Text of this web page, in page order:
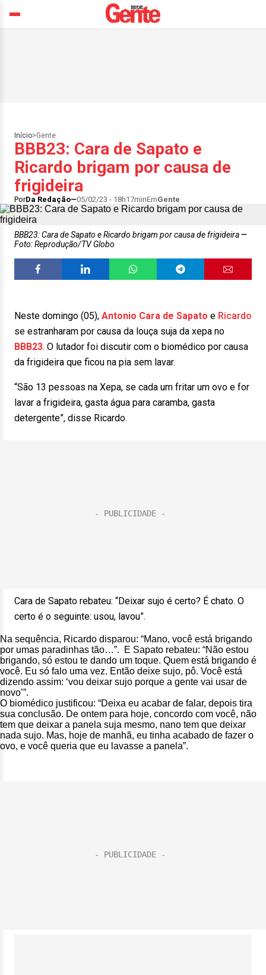
Início>Gente
BBB23: Cara de Sapato e
Ricardo brigam por causa de
frigideira
PorDa Redação 05/02/23 - 18h17minEmGente
BBB23: Cara de Sapato e Ricardo brigam por causa de frigideira
Foto: Reprodução/TV Globo
Neste domingo (05), Antonio Cara de Sapato e Ricardo
se estranharam por causa da louça suja da xepa no
BBB23. O lutador foi discutir com o biomédico por causa
da frigideira que ficou na pia sem lavar.
“São 13 pessoas na Xepa, se cada um fritar um ovo e for
lavar a frigideira, gasta água para caramba, gasta
detergente”, disse Ricardo.
Cara de Sapato rebateu: “Deixar sujo é certo? É chato. O
certo é o seguinte: usou, lavou”.
Na sequência, Ricardo disparou: “Mano, você está brigando
por umas paradinhas tão…”. E Sapato rebateu: “Não estou
brigando, só estou te dando um toque. Quem está brigando é
você. Eu só falo uma vez. Então deixe sujo, pô. Você está
dizendo assim: ‘vou deixar sujo porque a gente vai usar de
novo’”.
O biomédico justificou: “Deixa eu acabar de falar, depois tira
sua conclusão. De ontem para hoje, concordo com você, não
tem que deixar a panela suja mesmo, nano tem que deixar
nada sujo. Mas, hoje de manhã, eu tinha acabado de fazer o
ovo, e você queria que eu lavasse a panela”.